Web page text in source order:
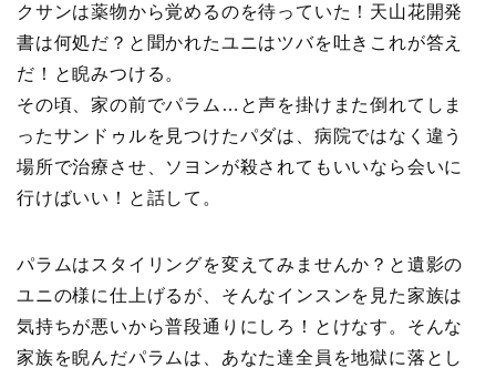
クサンは薬物から覚めるのを待っていた！天山花開発
書は何処だ？と聞かれたユニはツバを吐きこれが答え
だ！と睨みつける。
その頃、家の前でパラム…と声を掛けまた倒れてしま
ったサンドゥルを見つけたパダは、病院ではなく違う
場所で治療させ、ソヨンが殺されてもいいなら会いに
行けばいい！と話して。
パラムはスタイリングを変えてみませんか？と遺影の
ユニの様に仕上げるが、そんなインスンを見た家族は
気持ちが悪いから普段通りにしろ！とけなす。そんな
家族を睨んだパラムは、あなた達全員を地獄に落とし